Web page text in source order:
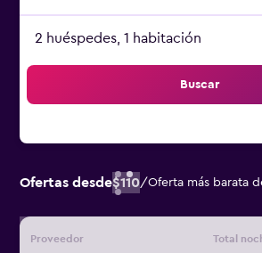
2 huéspedes, 1 habitación
Buscar
Ofertas desde$110/Oferta más barata
Proveedor Total